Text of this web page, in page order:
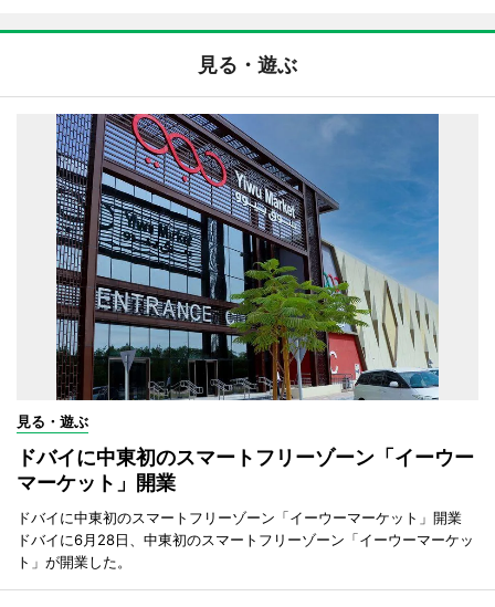
見る・遊ぶ
見る・遊ぶ
ドバイに中東初のスマートフリーゾーン「イーウー
マーケット」開業
ドバイに中東初のスマートフリーゾーン「イーウーマーケット」開業
ドバイに6月28日、中東初のスマートフリーゾーン「イーウーマーケッ
ト」が開業した。